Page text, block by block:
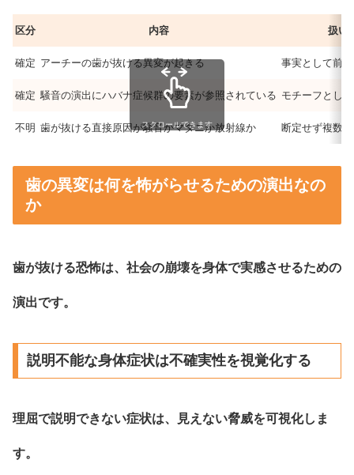
区分 内容 扱い
確定 アーチーの歯が抜ける異変が起きる 事実として前
確定 騒音の演出にハバナ症候群の要素が参照されている モチーフとし
不明 歯が抜ける直接原因が騒音かマダニか放射線か 断定せず複数
スクロールできます
歯の異変は何を怖がらせるための演出なの
か
歯が抜ける恐怖は、社会の崩壊を身体で実感させるための
演出です。
説明不能な身体症状は不確実性を視覚化する
理屈で説明できない症状は、見えない脅威を可視化しま
す。